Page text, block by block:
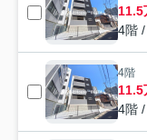
11.5
4階
4階
11.5
4階